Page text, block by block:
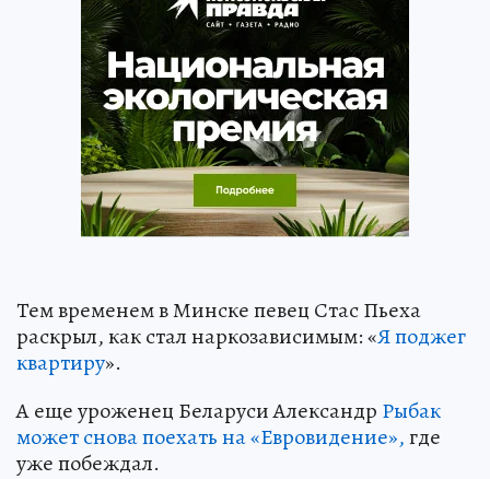
Тем временем в Минске певец Стас Пьеха
раскрыл, как стал наркозависимым: «Я поджег
квартиру».
А еще уроженец Беларуси Александр Рыбак
может снова поехать на «Евровидение»,где
уже побеждал.